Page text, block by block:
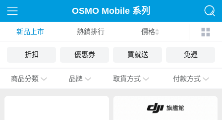
OSMO Mobile 系列
新品上市 熱銷排行 價格
折扣 優惠券 買就送 免運
商品分類 品牌 取貨方式 付款方式